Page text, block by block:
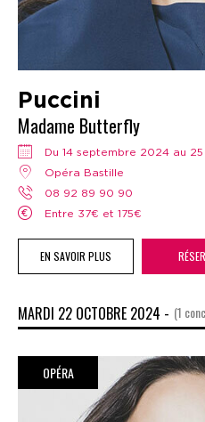
Puccini
Madame Butterfly
Du 14 septembre 2024 au
Opéra Bastille
08 92 89 90 90
Entre 37€ et 175€
EN SAVOIR PLUS
MARDI 22 OCTOBRE 2024 - (1
OPÉRA